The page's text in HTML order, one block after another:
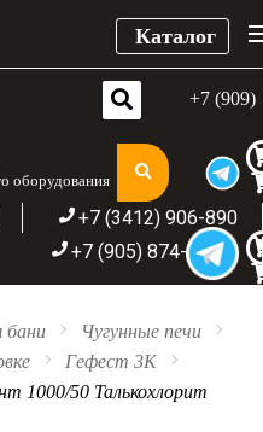
оборудования
+7 (3412) 906-890
+7 (905) 874-09-44
Каталог
+7 (909)
бани
Чугунные печи
Гефест 3К
1000/50 Талькохлорит